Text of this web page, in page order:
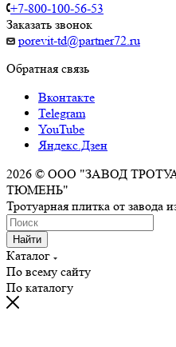
+7-800-100-56-53
Заказать звонок
porevit-td@partner72.ru
Обратная связь
Вконтакте
Telegram
YouTube
Яндекс.Дзен
2026 © ООО "ЗАВОД
ТЮМЕНЬ"
Тротуарная плитка от завода
Найти
Каталог
По всему сайту
По каталогу